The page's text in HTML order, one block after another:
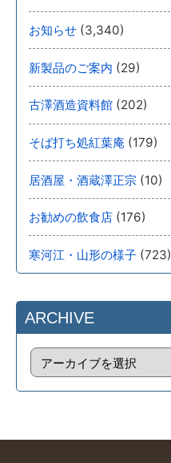
お知らせ (3,340)
新製品のご案内 (29)
古澤酒造資料館 (202)
そば打ち処紅葉庵 (179)
居酒屋・酒蔵澤正宗 (10)
お勧めの飲食店 (176)
寒河江・山形の様子 (723)
ARCHIVE